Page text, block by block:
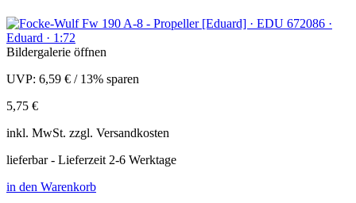
Bildergalerie öffnen
UVP: 6,59 € / 13% sparen
5,75 €
inkl. MwSt. zzgl. Versandkosten
lieferbar - Lieferzeit 2-6 Werktage
in den Warenkorb